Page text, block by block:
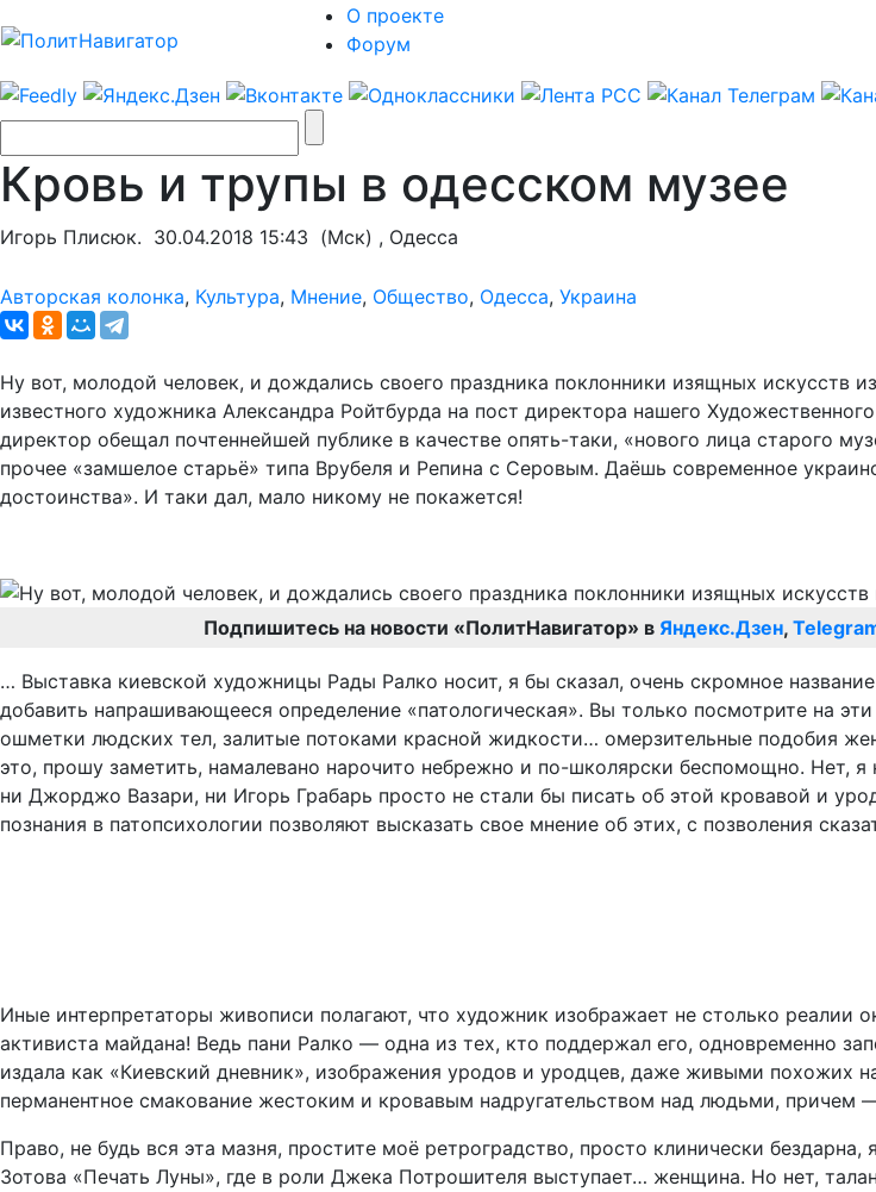
О проекте
Форум
Кровь и трупы в одесском музее
Игорь Плисюк. 30.04.2018 15:43 (Мск) , Одесса
Авторская колонка, Культура, Мнение, Общество, Одесса, Украина
Ну вот, молодой человек, и дождались своего праздника поклонники изящных искусств
известного художника Александра Ройтбурда на пост директора нашего
директор обещал почтеннейшей публике в качестве опять-таки, «нового лица старого
прочее «замшелое старьё» типа Врубеля и Репина с Серовым. Даёшь современное
достоинства». И таки дал, мало никому не покажется!
Подпишитесь на новости «ПолитНавигатор» в Яндекс.Дзен,
… Выставка киевской художницы Рады Ралко носит, я бы сказал, очень скромное
добавить напрашивающееся определение «патологическая». Вы только посмотрите на
ошметки людских тел, залитые потоками красной жидкости… омерзительные подобия
это, прошу заметить, намалевано нарочито небрежно и по-школярски беспомощно. Нет,
ни Джорджо Вазари, ни Игорь Грабарь просто не стали бы писать об этой кровавой и
познания в патопсихологии позволяют высказать свое мнение об этих, с позволения
Иные интерпретаторы живописи полагают, что художник изображает не столько
активиста майдана! Ведь пани Ралко — одна из тех, кто поддержал его, одновременно
издала как «Киевский дневник», изображения уродов и уродцев, даже живыми похожих
перманентное смакование жестоким и кровавым надругательством над людьми, причем
Право, не будь вся эта мазня, простите моё ретроградство, просто клинически
Зотова «Печать Луны», где в роли Джека Потрошителя выступает… женщина. Но нет,